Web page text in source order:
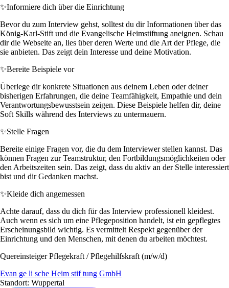
✨Informiere dich über die Einrichtung
Bevor du zum Interview gehst, solltest du dir Informationen über das
König-Karl-Stift und die Evangelische Heimstiftung aneignen. Schau
dir die Webseite an, lies über deren Werte und die Art der Pflege, die
sie anbieten. Das zeigt dein Interesse und deine Motivation.
✨Bereite Beispiele vor
Überlege dir konkrete Situationen aus deinem Leben oder deiner
bisherigen Erfahrungen, die deine Teamfähigkeit, Empathie und dein
Verantwortungsbewusstsein zeigen. Diese Beispiele helfen dir, deine
Soft Skills während des Interviews zu untermauern.
✨Stelle Fragen
Bereite einige Fragen vor, die du dem Interviewer stellen kannst. Das
können Fragen zur Teamstruktur, den Fortbildungsmöglichkeiten oder
den Arbeitszeiten sein. Das zeigt, dass du aktiv an der Stelle interessiert
bist und dir Gedanken machst.
✨Kleide dich angemessen
Achte darauf, dass du dich für das Interview professionell kleidest.
Auch wenn es sich um eine Pflegeposition handelt, ist ein gepflegtes
Erscheinungsbild wichtig. Es vermittelt Respekt gegenüber der
Einrichtung und den Menschen, mit denen du arbeiten möchtest.
Quereinsteiger Pflegekraft / Pflegehilfskraft (m/w/d)
Evan ge li sche Heim stif tung GmbH
Standort: Wuppertal